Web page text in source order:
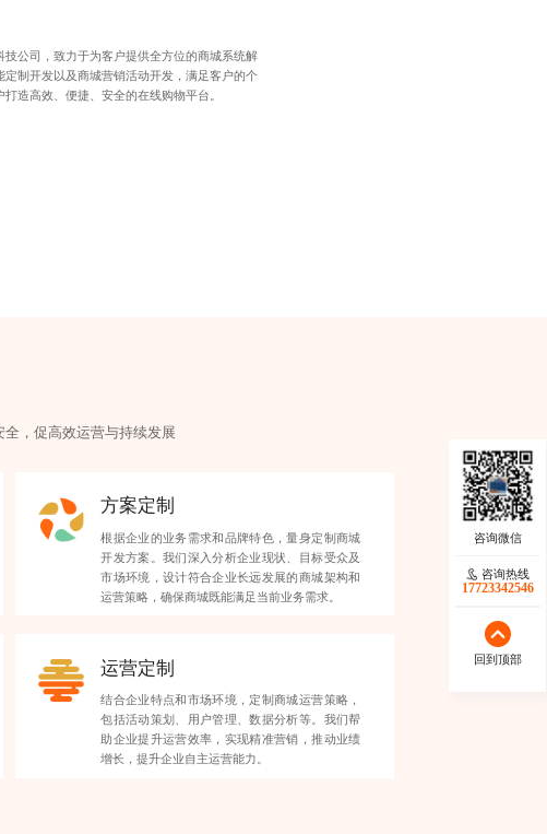
技公司，致力于为客户提供全方位的商城系统解
定制开发以及商城营销活动开发，满足客户的个
造高效、便捷、安全的在线购物平台。
，促高效运营与持续发展
方案定制
根据企业的业务需求和品牌特色，量身定制商城
开发方案。我们深入分析企业现状、目标受众及
市场环境，设计符合企业长远发展的商城架构和
运营策略，确保商城既能满足当前业务需求。
运营定制
结合企业特点和市场环境，定制商城运营策略，
包括活动策划、用户管理、数据分析等。我们帮
助企业提升运营效率，实现精准营销，推动业绩
增长，提升企业自主运营能力。
咨询热线
17723342546
回到顶部